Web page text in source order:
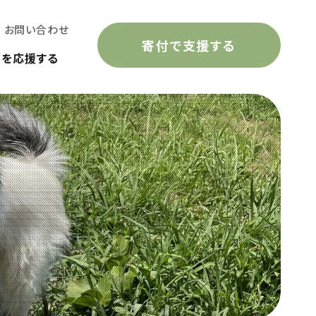
お問い合わせ
応援する
寄付で支援する